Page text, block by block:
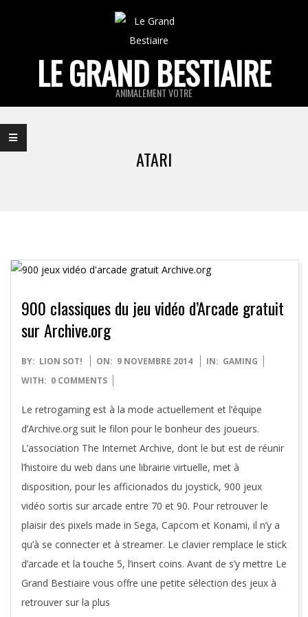
LE GRAND BESTIAIRE
ANIMALEMENT VOTRE
Navigation
Menu
ATARI
900 classiques du jeu vidéo d’Arcade gratuit
sur Archive.org
2014-
11-
BY: LION SOT! ON: 9 NOVEMBRE 2014 IN: GAMING
WITH: 0 COMMENTS
Le retrogaming est à la mode actuellement et l’équipe
d’Archive.org suit le filon pour le bonheur des joueurs.
L’association The Internet Archive, dont le but est de réunir
l’histoire du web dans une librairie virtuelle, met à
disposition, pour les afficionados du joystick, 900 jeux
vidéo sortis sur arcade entre 70 et 90. Pour retrouver le
plaisir des pixels made in Sega, Capcom et Konami, il n’y a
qu’à se connecter et à streamer. Le clavier remplace le stick
d’arcade et la touche 5, l’insert coins. Avant de s’y mettre Le
Grand Bestiaire vous offre une petite sélection des jeux à
retrouver sur la plus